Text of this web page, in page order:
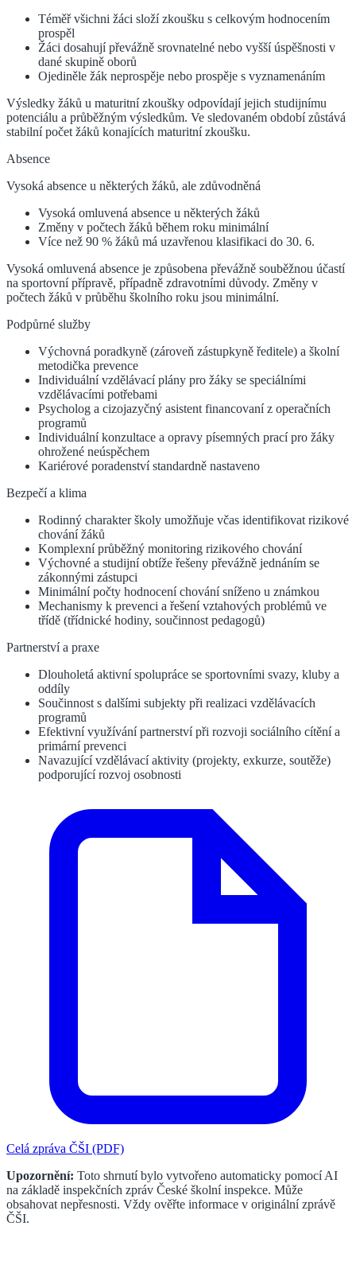
Téměř všichni žáci složí zkoušku s celkovým hodnocením
prospěl
Žáci dosahují převážně srovnatelné nebo vyšší úspěšnosti v
dané skupině oborů
Ojediněle žák neprospěje nebo prospěje s vyznamenáním
Výsledky žáků u maturitní zkoušky odpovídají jejich studijnímu
potenciálu a průběžným výsledkům. Ve sledovaném období zůstává
stabilní počet žáků konajících maturitní zkoušku.
Absence
Vysoká absence u některých žáků, ale zdůvodněná
Vysoká omluvená absence u některých žáků
Změny v počtech žáků během roku minimální
Více než 90 % žáků má uzavřenou klasifikaci do 30. 6.
Vysoká omluvená absence je způsobena převážně souběžnou účastí
na sportovní přípravě, případně zdravotními důvody. Změny v
počtech žáků v průběhu školního roku jsou minimální.
Podpůrné služby
Výchovná poradkyně (zároveň zástupkyně ředitele) a školní
metodička prevence
Individuální vzdělávací plány pro žáky se speciálními
vzdělávacími potřebami
Psycholog a cizojazyčný asistent financovaní z operačních
programů
Individuální konzultace a opravy písemných prací pro žáky
ohrožené neúspěchem
Kariérové poradenství standardně nastaveno
Bezpečí a klima
Rodinný charakter školy umožňuje včas identifikovat rizikové
chování žáků
Komplexní průběžný monitoring rizikového chování
Výchovné a studijní obtíže řešeny převážně jednáním se
zákonnými zástupci
Minimální počty hodnocení chování sníženo u známkou
Mechanismy k prevenci a řešení vztahových problémů ve
třídě (třídnické hodiny, součinnost pedagogů)
Partnerství a praxe
Dlouholetá aktivní spolupráce se sportovními svazy, kluby a
oddíly
Součinnost s dalšími subjekty při realizaci vzdělávacích
programů
Efektivní využívání partnerství při rozvoji sociálního cítění a
primární prevenci
Navazující vzdělávací aktivity (projekty, exkurze, soutěže)
podporující rozvoj osobnosti
Celá zpráva ČŠI (PDF)
Upozornění: Toto shrnutí bylo vytvořeno automaticky pomocí AI
na základě inspekčních zpráv České školní inspekce. Může
obsahovat nepřesnosti. Vždy ověřte informace v originální zprávě
ČŠI.